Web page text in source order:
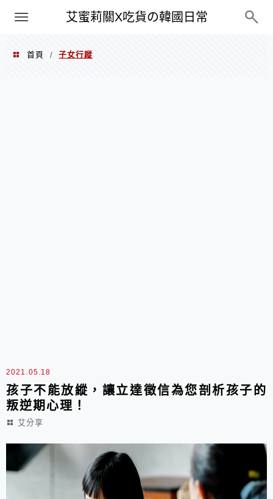
艾蜜莉關X吃貨の韓國日常
PXN
首頁 / 子女行蹤
2021.05.18
孩子不能放縱，讓立達徵信為您剖析孩子的
叛逆期心理！
艾分享